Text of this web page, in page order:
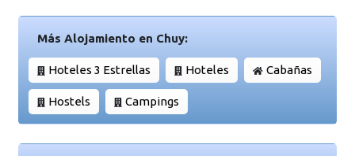
Más Alojamiento en Chuy:
Hoteles 3 Estrellas Hoteles Cabañas
Hostels Campings